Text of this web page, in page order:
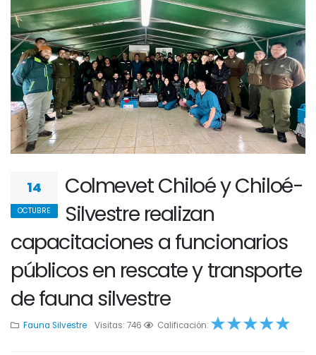
14
OCTUBRE
Colmevet Chiloé y Chiloé-
Silvestre realizan
capacitaciones a funcionarios
públicos en rescate y transporte
de fauna silvestre
Fauna Silvestre Visitas: 746 Calificación:
1 2 3 4 5